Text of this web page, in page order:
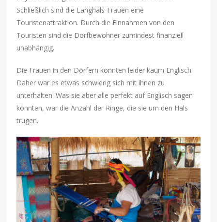
Schließlich sind die Langhals-Frauen eine
Touristenattraktion. Durch die Einnahmen von den
Touristen sind die Dorfbewohner zumindest finanziell
unabhängig.
Die Frauen in den Dörfern konnten leider kaum Englisch.
Daher war es etwas schwierig sich mit ihnen zu
unterhalten. Was sie aber alle perfekt auf Englisch sagen
könnten, war die Anzahl der Ringe, die sie um den Hals
trugen.